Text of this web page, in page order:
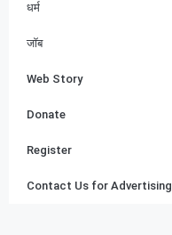
धर्म
जॉब
Web Story
Donate
Register
Contact Us for Advertising